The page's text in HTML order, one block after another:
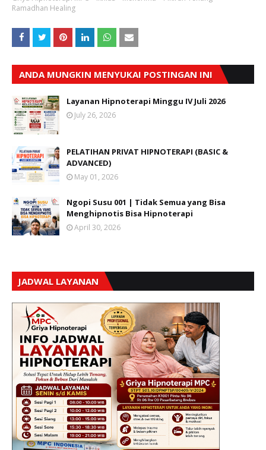
Ramadhan Healing
ANDA MUNGKIN MENYUKAI POSTINGAN INI
Layanan Hipnoterapi Minggu IV Juli 2026
July 26, 2026
PELATIHAN PRIVAT HIPNOTERAPI (BASIC &
ADVANCED)
May 01, 2026
Ngopi Susu 001 | Tidak Semua yang Bisa
Menghipnotis Bisa Hipnoterapi
April 30, 2026
JADWAL LAYANAN